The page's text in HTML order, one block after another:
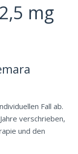
mg
Fall ab.
verschrieben,
und den